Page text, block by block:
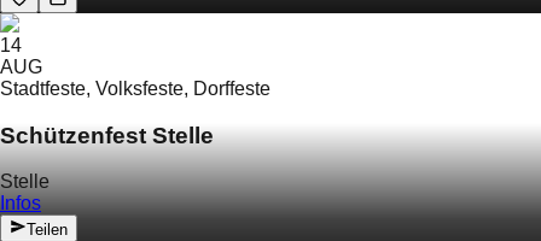
14
AUG
Stadtfeste, Volksfeste, Dorffeste
Schützenfest Stelle
Stelle
Infos
Teilen